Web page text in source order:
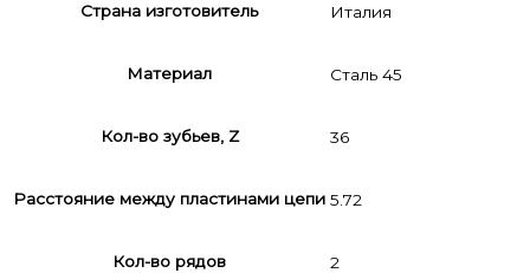
Страна изготовитель Италия
Материал Сталь 45
Кол-во зубьев, Z 36
Расстояние между пластинами цепи 5.72
Кол-во рядов 2